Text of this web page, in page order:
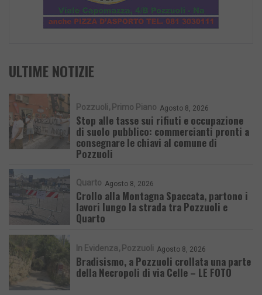
ULTIME NOTIZIE
Pozzuoli Primo Piano Agosto 8, 2026
Stop alle tasse sui rifiuti e occupazione
di suolo pubblico: commercianti pronti a
consegnare le chiavi al comune di
Pozzuoli
Quarto Agosto 8, 2026
Crollo alla Montagna Spaccata, partono i
lavori lungo la strada tra Pozzuoli e
Quarto
In Evidenza Pozzuoli Agosto 8, 2026
Bradisismo, a Pozzuoli crollata una parte
della Necropoli di via Celle – LE FOTO